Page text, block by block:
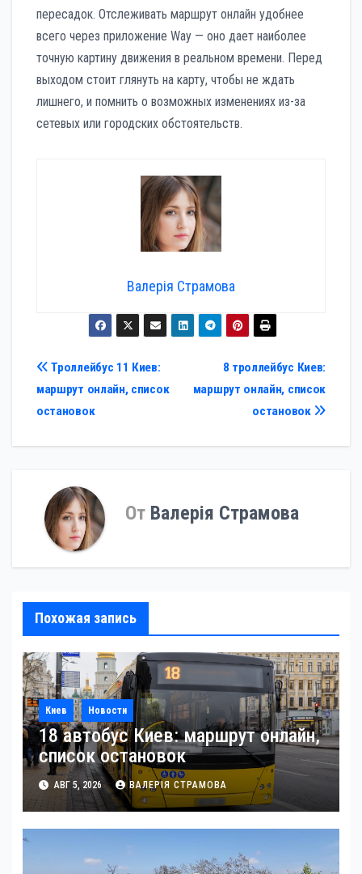
пересадок. Отслеживать маршрут онлайн удобнее
всего через приложение Way — оно дает наиболее
точную картину движения в реальном времени. Перед
выходом стоит глянуть на карту, чтобы не ждать
лишнего, и помнить о возможных изменениях из-за
сетевых или городских обстоятельств.
Валерія Страмова
Навигация
по
записям
8 троллейбус Киев:
маршрут онлайн, список
остановок
Троллейбус 11 Киев:
маршрут онлайн, список
остановок
От Валерія Страмова
Похожая запись
Киев Новости
18 автобус Киев: маршрут онлайн,
список остановок
АВГ 5, 2026 ВАЛЕРІЯ СТРАМОВА